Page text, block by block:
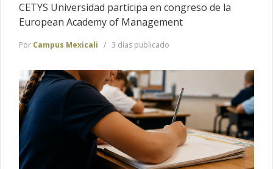
CETYS Universidad participa en congreso de la
European Academy of Management
Por Campus Mexicali 3 días publicado